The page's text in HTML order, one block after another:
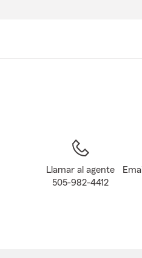
Llamar al agente
505-982-4412